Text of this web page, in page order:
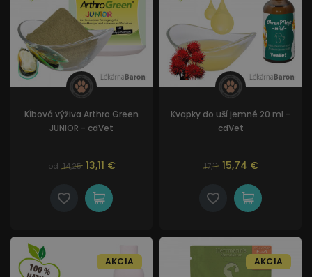
Kĺbová výživa Arthro Green
JUNIOR - cdVet
od 14,25 13,11 €
Kvapky do uší jemné 20 ml -
cdVet
17,11 15,74 €
AKCIA AKCIA